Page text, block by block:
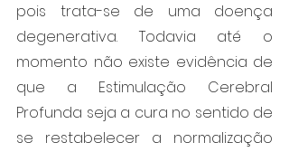
pois trata-se de uma doença
degenerativa. Todavia até o
momento não existe evidência de
que a Estimulação Cerebral
Profunda seja a cura no sentido de
se restabelecer a normalização